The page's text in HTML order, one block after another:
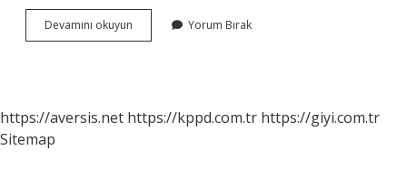
Devamını okuyun
Baharat
Yorum Bırak
https://aversis.net https://kppd.com.tr https://giyi.com.tr
Sitemap